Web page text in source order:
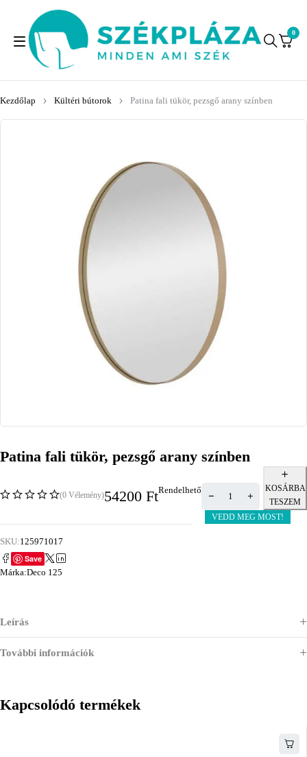
0
Kezdőlap Kültéri bútorok Patina fali tükör, pezsgő arany színben
Patina fali tükör, pezsgő arany színben
(0 Vélemény)54200 FtRendelhető
KOSÁRBA
TESZEM
VEDD MEG MOST!
SKU:125971017
Save
Márka:Deco 125
Leírás
További információk
Kapcsolódó termékek